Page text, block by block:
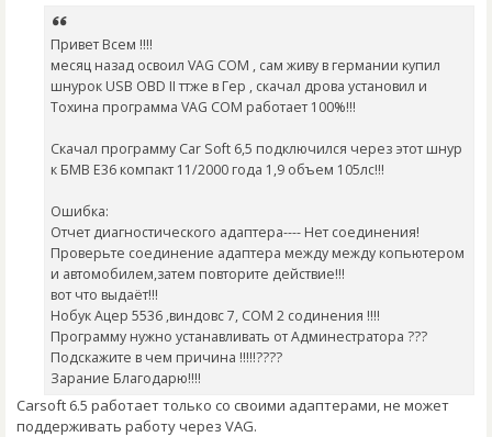
Привет Всем !!!!
месяц назад освоил VAG COM , сам живу в германии купил
шнурок USB OBD II ттже в Гер , скачал дрова установил и
Тохина программа VAG COM работает 100%!!!
Скачал программу Car Soft 6,5 подключился через этот шнур
к БМВ Е36 компакт 11/2000 года 1,9 объем 105лс!!!
Ошибка:
Отчет диагностического адаптера---- Нет соединения!
Проверьте соединение адаптера между между копьютером
и автомобилем,затем повторите действие!!!
вот что выдаёт!!!
Нобук Ацер 5536 ,виндовс 7, СОМ 2 содинения !!!!
Программу нужно устанавливать от Админестратора ???
Подскажите в чем причина !!!!!????
Зарание Благодарю!!!!
Carsoft 6.5 работает только со своими адаптерами, не может
поддерживать работу через VAG.